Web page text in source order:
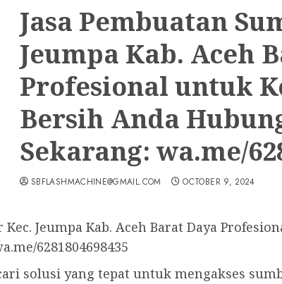
Jasa Pembuatan
Jeumpa Kab. Aceh
Profesional untuk
Bersih Anda
Sekarang: wa.me/
SBFLASHMACHINE@GMAIL.COM OCTOBER 9, 2024
Kec. Jeumpa Kab. Aceh Barat Daya
6281804698435
solusi yang tepat untuk mengakses